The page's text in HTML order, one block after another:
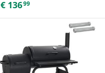
€ 13699